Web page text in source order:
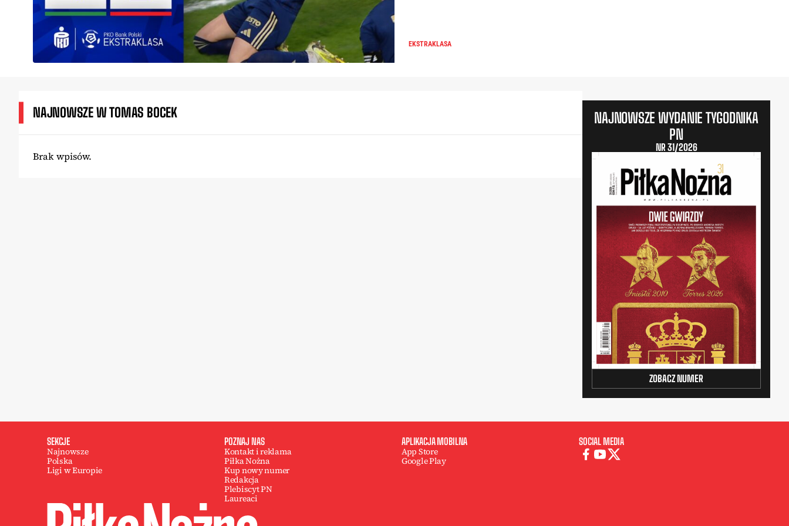
EKSTRAKLASA
NAJNOWSZE W TOMAS BOCEK
Brak wpisów.
NAJNOWSZE WYDANIE TYGODNIKA
PN
NR 31/2026
ZOBACZ NUMER
SEKCJE
Najnowsze
Polska
Ligi w Europie
POZNAJ NAS
Kontakt i reklama
Piłka Nożna
Kup nowy numer
Redakcja
Plebiscyt PN
Laureaci
APLIKACJA MOBILNA
App Store
Google Play
SOCIAL MEDIA